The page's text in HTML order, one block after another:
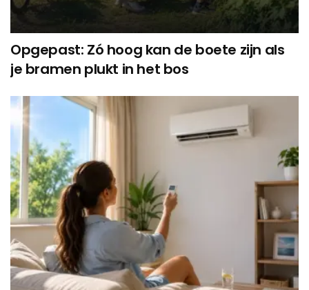
Opgepast: Zó hoog kan de boete zijn als
je bramen plukt in het bos